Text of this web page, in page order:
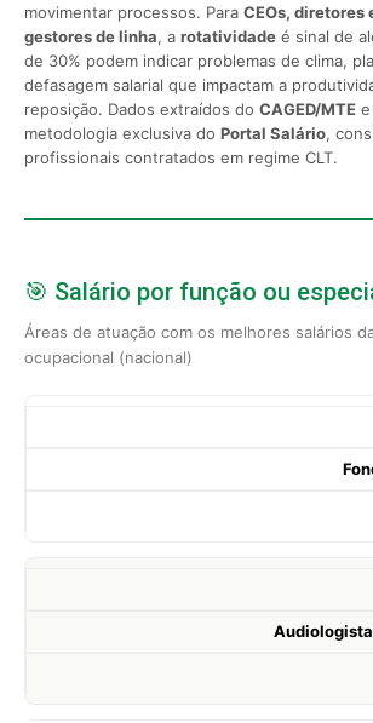
movimentar processos. Para CEOs, diretores
gestores de linha, a rotatividade é sinal de
de 30% podem indicar problemas de clima,
defasagem salarial que impactam a
reposição. Dados extraídos do CAGED/MTE
metodologia exclusiva do Portal Salário,
profissionais contratados em regime CLT.
🎯 Salário por função ou
Áreas de atuação com os melhores salários
ocupacional (nacional)